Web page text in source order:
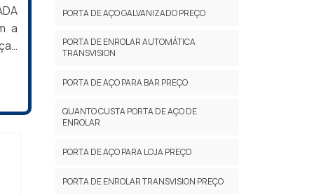
e
a
e
e
PORTA DE AÇO GALVANIZADO PREÇO
PORTA DE ENROLAR AUTOMÁTICA
TRANSVISION
PORTA DE AÇO PARA BAR PREÇO
QUANTO CUSTA PORTA DE AÇO DE
ENROLAR
PORTA DE AÇO PARA LOJA PREÇO
PORTA DE ENROLAR TRANSVISION PREÇO